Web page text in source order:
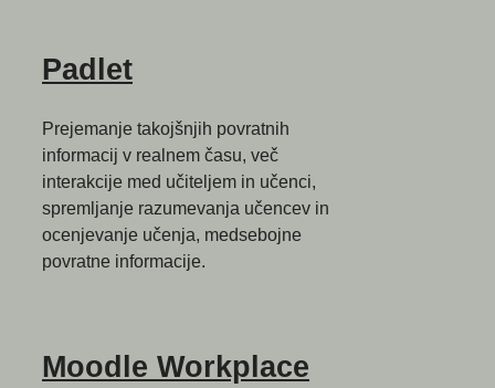
Padlet
Prejemanje takojšnjih povratnih
informacij v realnem času, več
interakcije med učiteljem in učenci,
spremljanje razumevanja učencev in
ocenjevanje učenja, medsebojne
povratne informacije.
Moodle Workplace